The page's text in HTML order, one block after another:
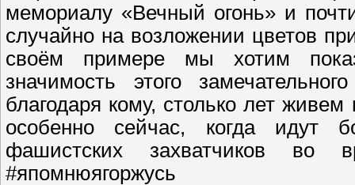
мемориалу «Вечный огонь» и
случайно на возложении цветов
своём примере мы хотим
значимость этого
благодаря кому, столько лет
особенно сейчас, когда идут
фашистских захватчиков во
#япомнюягоржусь